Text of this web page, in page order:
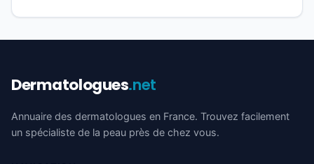
Dermatologues.net
Annuaire des dermatologues en France. Trouvez facilement
un spécialiste de la peau près de chez vous.